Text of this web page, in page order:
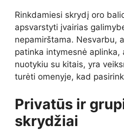
Rinkdamiesi skrydį oro
apsvarstyti įvairias
nepamirštama. Nesvarbu,
patinka intymesnė
nuotykiu su kitais, yra
turėti omenyje, kad
Privatūs ir
skrydžiai